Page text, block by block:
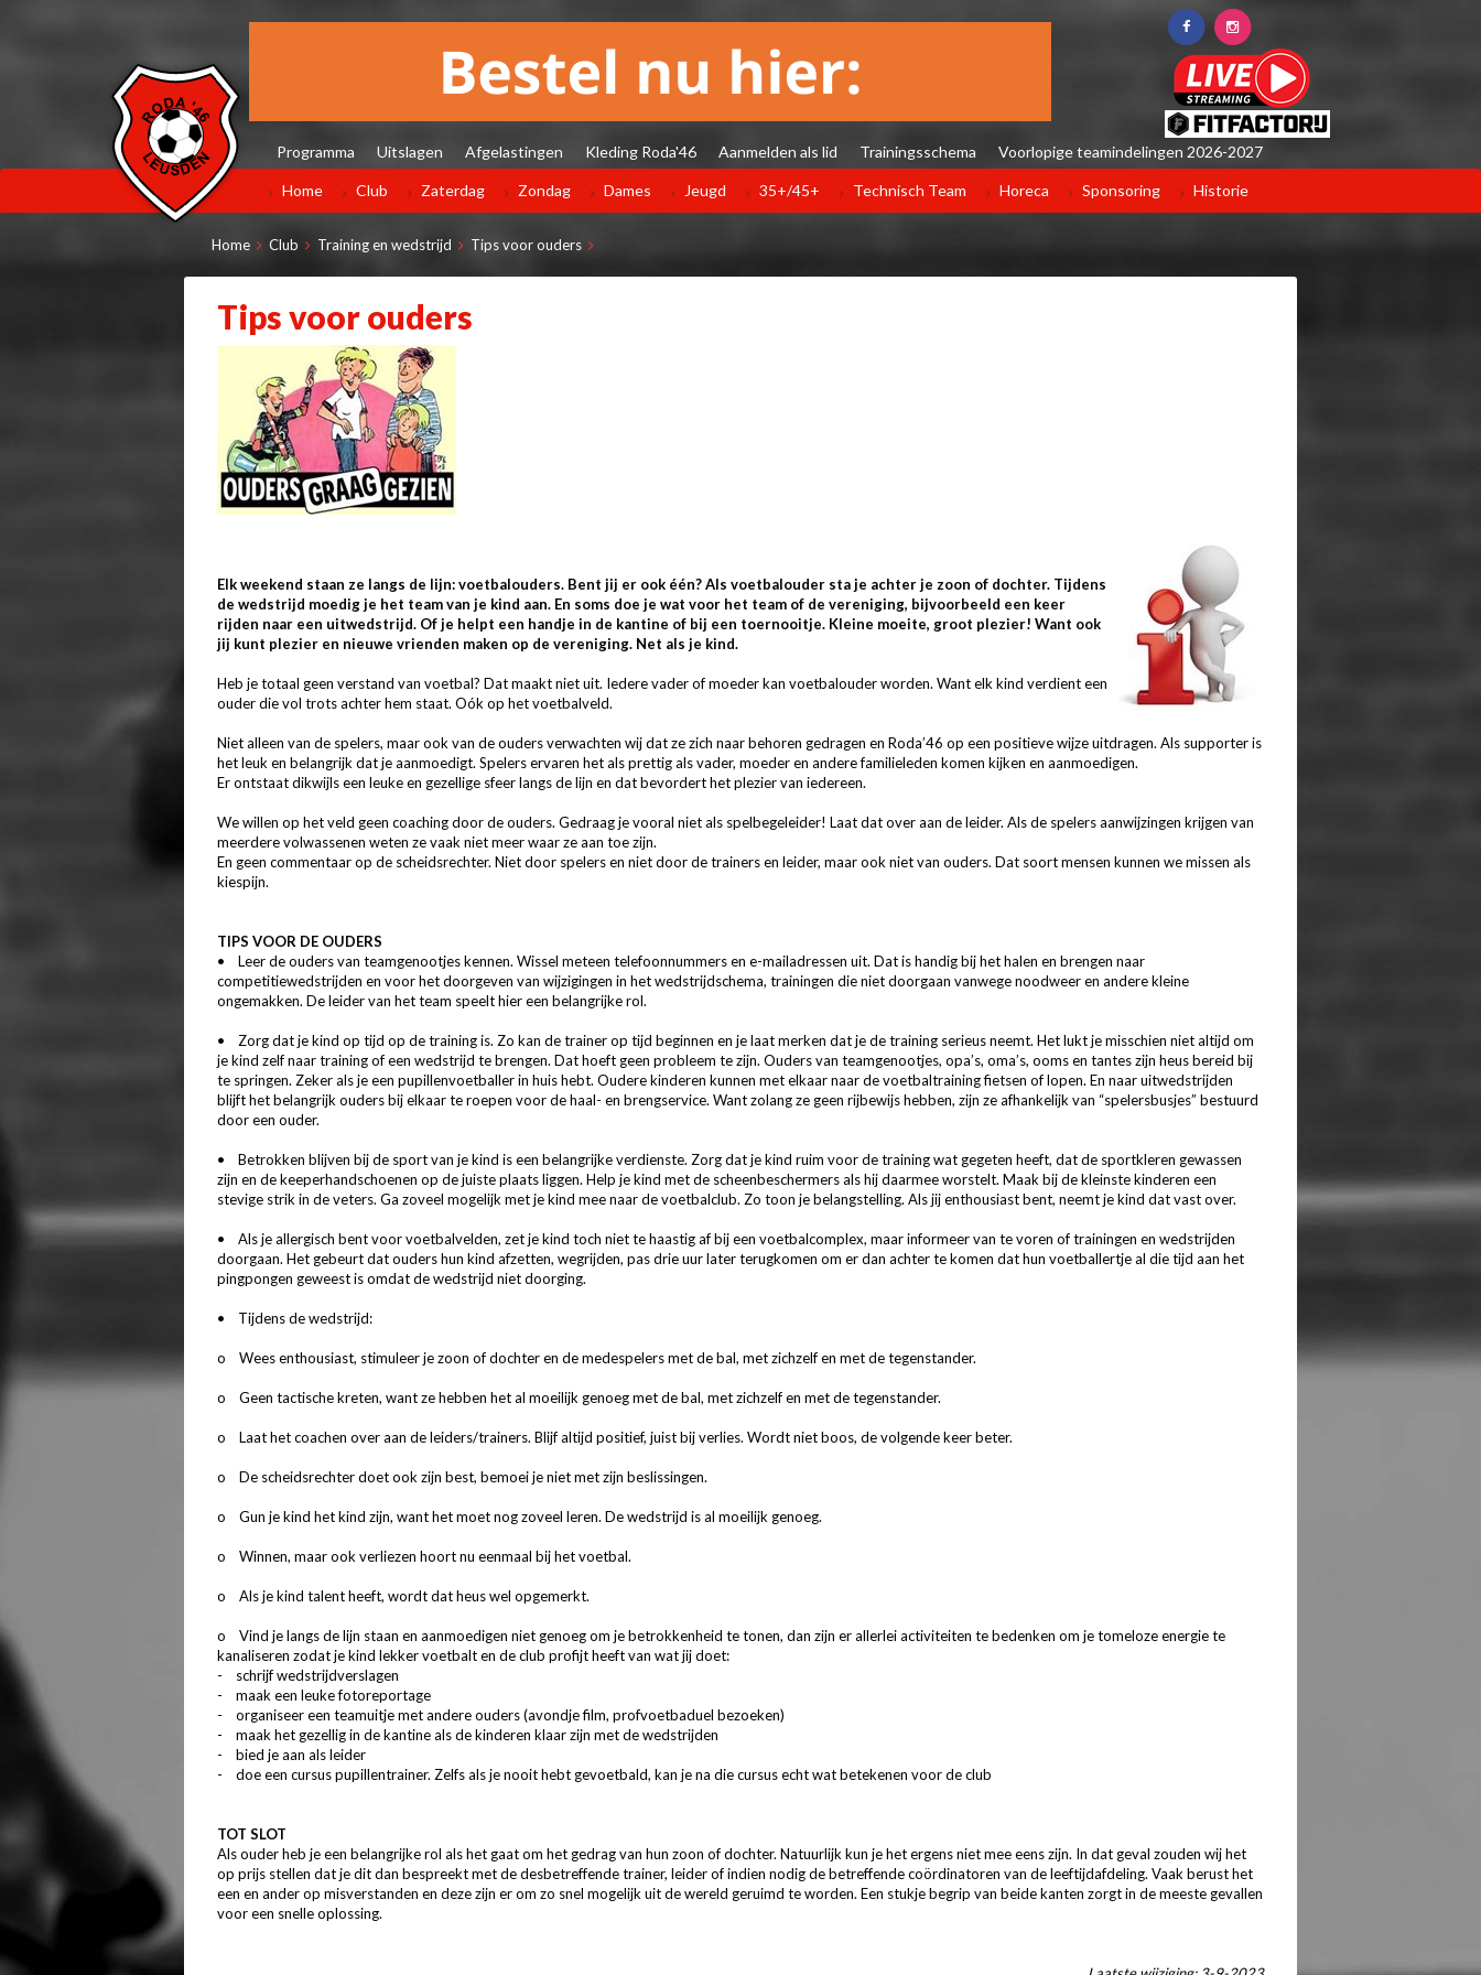
Programma Uitslagen Afgelastingen Kleding Roda'46 Aanmelden als lid Trainingsschema Voorlopige teamindelingen 2026-2027
Home Club Zaterdag Zondag Dames Jeugd 35+/45+ Technisch Team Horeca Sponsoring Historie
Home Club Training en wedstrijd Tips voor ouders
Tips voor ouders
Elk weekend staan ze langs de lijn: voetbalouders. Bent jij er ook één? Als voetbalouder sta je achter je zoon of dochter. Tijdens
de wedstrijd moedig je het team van je kind aan. En soms doe je wat voor het team of de vereniging, bijvoorbeeld een keer
rijden naar een uitwedstrijd. Of je helpt een handje in de kantine of bij een toernooitje. Kleine moeite, groot plezier! Want ook
jij kunt plezier en nieuwe vrienden maken op de vereniging. Net als je kind.
Heb je totaal geen verstand van voetbal? Dat maakt niet uit. Iedere vader of moeder kan voetbalouder worden. Want elk kind verdient een
ouder die vol trots achter hem staat. Oók op het voetbalveld.
Niet alleen van de spelers, maar ook van de ouders verwachten wij dat ze zich naar behoren gedragen en Roda’46 op een positieve wijze uitdragen. Als supporter is
het leuk en belangrijk dat je aanmoedigt. Spelers ervaren het als prettig als vader, moeder en andere familieleden komen kijken en aanmoedigen.
Er ontstaat dikwijls een leuke en gezellige sfeer langs de lijn en dat bevordert het plezier van iedereen.
We willen op het veld geen coaching door de ouders. Gedraag je vooral niet als spelbegeleider! Laat dat over aan de leider. Als de spelers aanwijzingen krijgen van
meerdere volwassenen weten ze vaak niet meer waar ze aan toe zijn.
En geen commentaar op de scheidsrechter. Niet door spelers en niet door de trainers en leider, maar ook niet van ouders. Dat soort mensen kunnen we missen als
kiespijn.
TIPS VOOR DE OUDERS
• Leer de ouders van teamgenootjes kennen. Wissel meteen telefoonnummers en e-mailadressen uit. Dat is handig bij het halen en brengen naar
competitiewedstrijden en voor het doorgeven van wijzigingen in het wedstrijdschema, trainingen die niet doorgaan vanwege noodweer en andere kleine
ongemakken. De leider van het team speelt hier een belangrijke rol.
• Zorg dat je kind op tijd op de training is. Zo kan de trainer op tijd beginnen en je laat merken dat je de training serieus neemt. Het lukt je misschien niet altijd om
je kind zelf naar training of een wedstrijd te brengen. Dat hoeft geen probleem te zijn. Ouders van teamgenootjes, opa’s, oma’s, ooms en tantes zijn heus bereid bij
te springen. Zeker als je een pupillenvoetballer in huis hebt. Oudere kinderen kunnen met elkaar naar de voetbaltraining fietsen of lopen. En naar uitwedstrijden
blijft het belangrijk ouders bij elkaar te roepen voor de haal- en brengservice. Want zolang ze geen rijbewijs hebben, zijn ze afhankelijk van “spelersbusjes” bestuurd
door een ouder.
• Betrokken blijven bij de sport van je kind is een belangrijke verdienste. Zorg dat je kind ruim voor de training wat gegeten heeft, dat de sportkleren gewassen
zijn en de keeperhandschoenen op de juiste plaats liggen. Help je kind met de scheenbeschermers als hij daarmee worstelt. Maak bij de kleinste kinderen een
stevige strik in de veters. Ga zoveel mogelijk met je kind mee naar de voetbalclub. Zo toon je belangstelling. Als jij enthousiast bent, neemt je kind dat vast over.
• Als je allergisch bent voor voetbalvelden, zet je kind toch niet te haastig af bij een voetbalcomplex, maar informeer van te voren of trainingen en wedstrijden
doorgaan. Het gebeurt dat ouders hun kind afzetten, wegrijden, pas drie uur later terugkomen om er dan achter te komen dat hun voetballertje al die tijd aan het
pingpongen geweest is omdat de wedstrijd niet doorging.
• Tijdens de wedstrijd:
o Wees enthousiast, stimuleer je zoon of dochter en de medespelers met de bal, met zichzelf en met de tegenstander.
o Geen tactische kreten, want ze hebben het al moeilijk genoeg met de bal, met zichzelf en met de tegenstander.
o Laat het coachen over aan de leiders/trainers. Blijf altijd positief, juist bij verlies. Wordt niet boos, de volgende keer beter.
o De scheidsrechter doet ook zijn best, bemoei je niet met zijn beslissingen.
o Gun je kind het kind zijn, want het moet nog zoveel leren. De wedstrijd is al moeilijk genoeg.
o Winnen, maar ook verliezen hoort nu eenmaal bij het voetbal.
o Als je kind talent heeft, wordt dat heus wel opgemerkt.
o Vind je langs de lijn staan en aanmoedigen niet genoeg om je betrokkenheid te tonen, dan zijn er allerlei activiteiten te bedenken om je tomeloze energie te
kanaliseren zodat je kind lekker voetbalt en de club profijt heeft van wat jij doet:
- schrijf wedstrijdverslagen
- maak een leuke fotoreportage
- organiseer een teamuitje met andere ouders (avondje film, profvoetbaduel bezoeken)
- maak het gezellig in de kantine als de kinderen klaar zijn met de wedstrijden
- bied je aan als leider
- doe een cursus pupillentrainer. Zelfs als je nooit hebt gevoetbald, kan je na die cursus echt wat betekenen voor de club
TOT SLOT
Als ouder heb je een belangrijke rol als het gaat om het gedrag van hun zoon of dochter. Natuurlijk kun je het ergens niet mee eens zijn. In dat geval zouden wij het
op prijs stellen dat je dit dan bespreekt met de desbetreffende trainer, leider of indien nodig de betreffende coördinatoren van de leeftijdafdeling. Vaak berust het
een en ander op misverstanden en deze zijn er om zo snel mogelijk uit de wereld geruimd te worden. Een stukje begrip van beide kanten zorgt in de meeste gevallen
voor een snelle oplossing.